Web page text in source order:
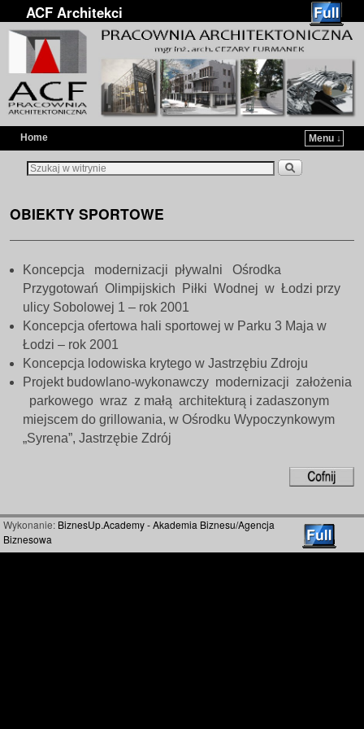
ACF Architekci
Home
Menu ↓
OBIEKTY SPORTOWE
Koncepcja modernizacji pływalni Ośrodka
Przygotowań Olimpijskich Piłki Wodnej w Łodzi przy
ulicy Sobolowej 1 – rok 2001
Koncepcja ofertowa hali sportowej w Parku 3 Maja w
Łodzi – rok 2001
Koncepcja lodowiska krytego w Jastrzębiu Zdroju
Projekt budowlano-wykonawczy modernizacji założenia
parkowego wraz z małą architekturą i zadaszonym
miejscem do grillowania, w Ośrodku Wypoczynkowym
„Syrena”, Jastrzębie Zdrój
Wykonanie: BiznesUp.Academy - Akademia Biznesu/Agencja
Biznesowa